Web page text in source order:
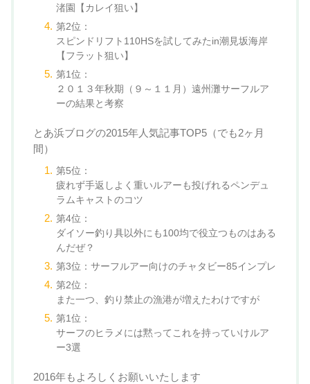
渚園【カレイ狙い】
第2位：
スピンドリフト110HSを試してみたin潮見坂海岸
【フラット狙い】
第1位：
２０１３年秋期（９～１１月）遠州灘サーフルア
ーの結果と考察
とあ浜ブログの2015年人気記事TOP5（でも2ヶ月
間）
第5位：
疲れず手返しよく重いルアーも投げれるペンデュ
ラムキャストのコツ
第4位：
ダイソー釣り具以外にも100均で役立つものはある
んだぜ？
第3位：サーフルアー向けのチャタビー85インプレ
第2位：
また一つ、釣り禁止の漁港が増えたわけですが
第1位：
サーフのヒラメには黙ってこれを持っていけルア
ー3選
2016年もよろしくお願いいたします